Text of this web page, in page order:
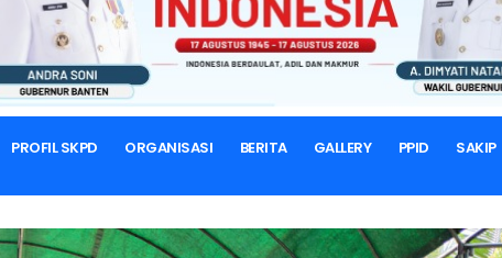
PROFIL SKPD ORGANISASI BERITA GALLERY PPID SAKIP
Berita Program dan Kegiatan
BERANDA BERITA & ARTIKEL